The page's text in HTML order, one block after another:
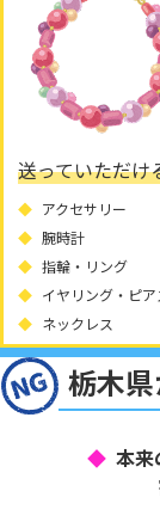
送っていただけ
アクセサリー
腕時計
指輪・リング
イヤリング・ピア
ネックレス
栃木
本来